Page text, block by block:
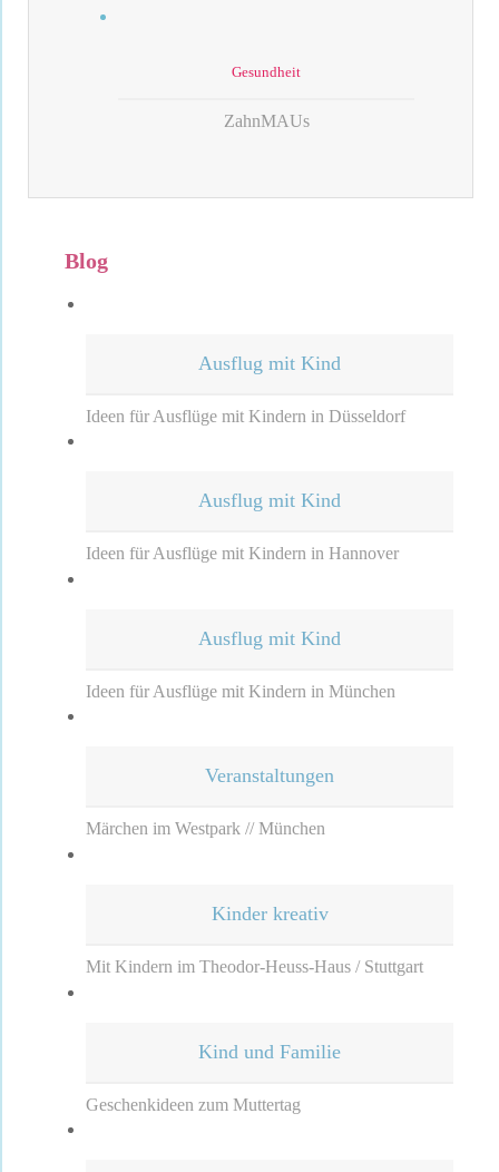
Gesundheit
ZahnMAUs
Blog
Ausflug mit Kind
Ideen für Ausflüge mit Kindern in Düsseldorf
Ausflug mit Kind
Ideen für Ausflüge mit Kindern in Hannover
Ausflug mit Kind
Ideen für Ausflüge mit Kindern in München
Veranstaltungen
Märchen im Westpark // München
Kinder kreativ
Mit Kindern im Theodor-Heuss-Haus / Stuttgart
Kind und Familie
Geschenkideen zum Muttertag